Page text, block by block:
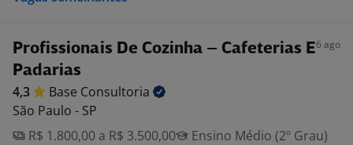
Profissionais De Cozinha – Cafeterias E
Padarias
6 ago
4,3 Base Consultoria
São Paulo - SP
R$ 1.800,00 a R$ 3.500,00
Ensino Médio (2º Grau)